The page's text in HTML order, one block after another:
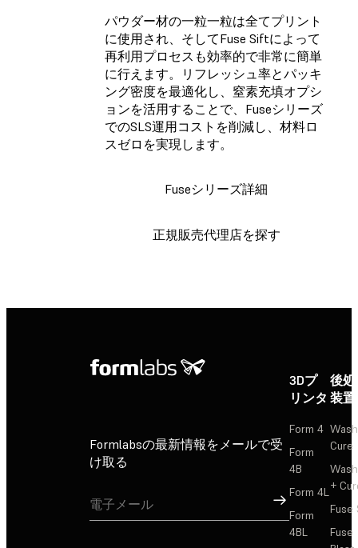
パウダー材の一粒一粒は全てプリント
に使用され、そしてFuse Siftによって
再利用プロセスも効率的で非常に簡単
に行えます。リフレッシュ率とパッキ
ング密度を最適化し、窒素充填オプシ
ョンを活用することで、Fuseシリーズ
でのSLS運用コストを削減し、材料ロ
スゼロを実現します。
Fuseシリーズ詳細
正規販売代理店を探す
Formlabsの最新情報をメールで受
け取る
サインアップ
3Dプ
リンタ
Form 4
Form
4B
Form 4L
Form
4BL
後
装置
Cure
+
Fuse
Fuse